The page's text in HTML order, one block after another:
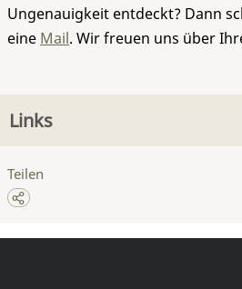
Ungenauigkeit entdeckt? Dann
eine Mail. Wir freuen uns über
Links
Teilen